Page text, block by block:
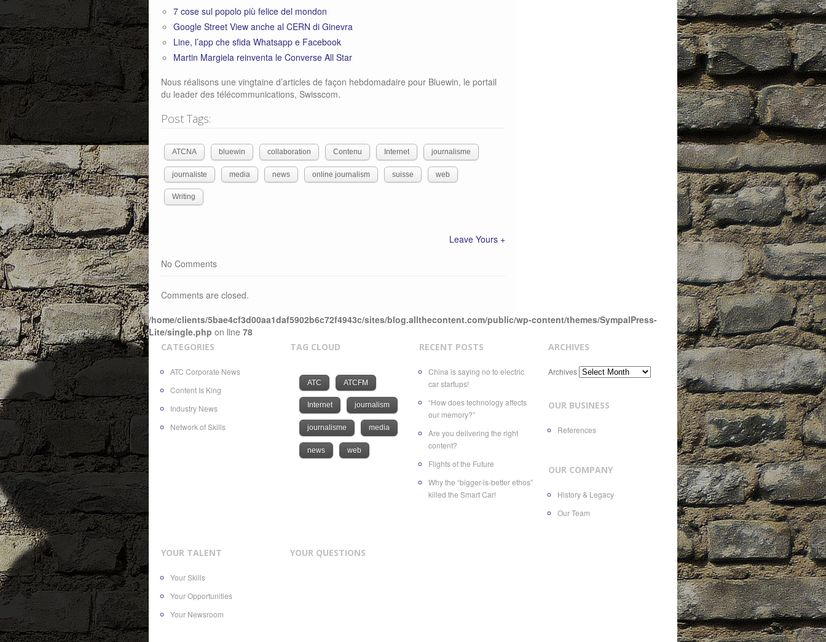
7 cose sul popolo più felice del mondon
Google Street View anche al CERN di Ginevra
Line, l’app che sfida Whatsapp e Facebook
Martin Margiela reinventa le Converse All Star
Nous réalisons une vingtaine d’articles de façon hebdomadaire pour Bluewin, le portail
du leader des télécommunications, Swisscom.
Post Tags:
ATCNA bluewin collaboration Contenu Internet journalisme
journaliste media news online journalism suisse web
Writing
Leave Yours +
No Comments
Comments are closed.
/home/clients/5bae4cf3d00aa1daf5902b6c72f4943c/sites/blog.allthecontent.com/public/wp-content/themes/SympalPress-
Lite/single.php on line 78
CATEGORIES
ATC Corporate News
Content Is King
Industry News
Network of Skills
TAG CLOUD
ATC ATCFM
Internet journalism
journalisme media
news web
RECENT POSTS
China is saying no to electric
car startups!
“How does technology affects
our memory?”
Are you delivering the right
content?
Flights of the Future
Why the “bigger-is-better ethos”
killed the Smart Car!
ARCHIVES
Archives
OUR BUSINESS
References
OUR COMPANY
History & Legacy
Our Team
YOUR TALENT
Your Skills
Your Opportunities
Your Newsroom
YOUR QUESTIONS